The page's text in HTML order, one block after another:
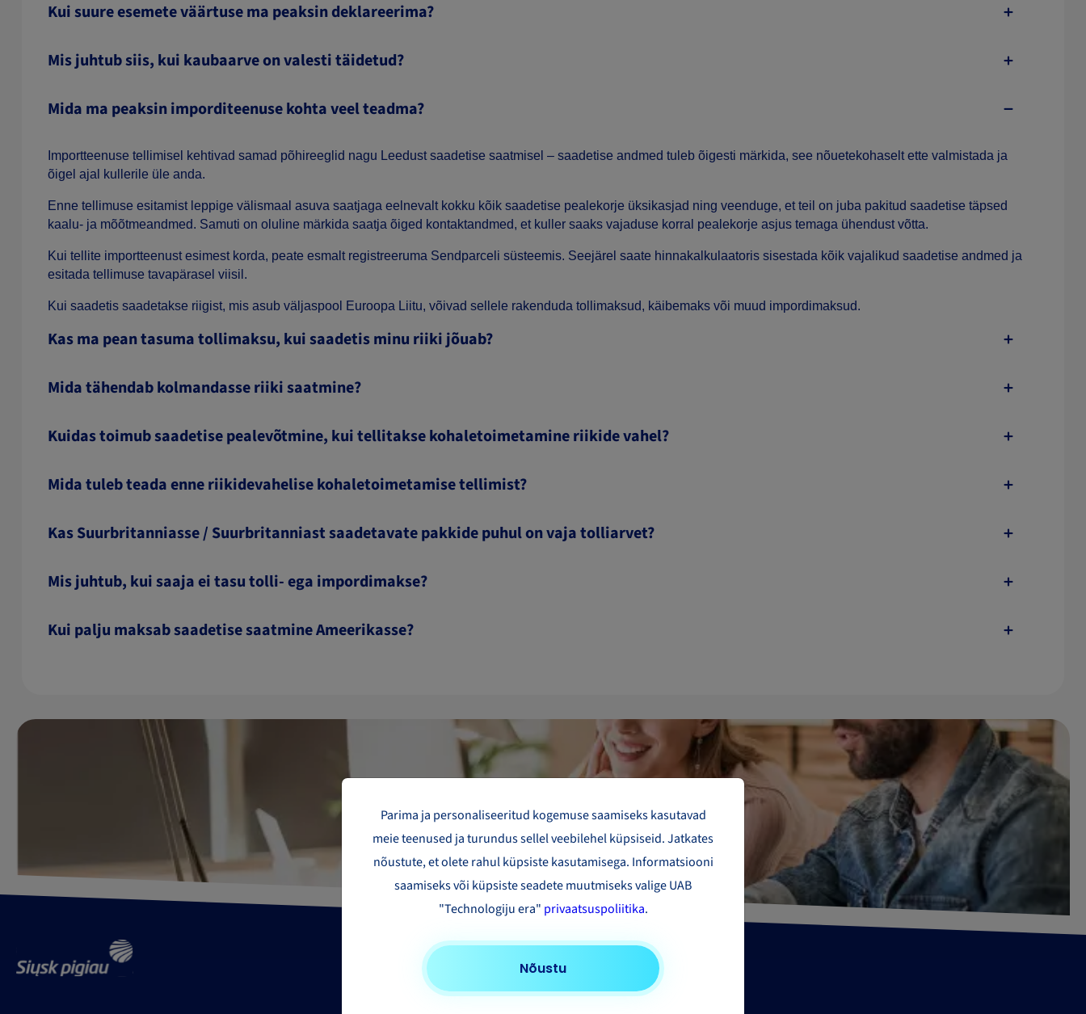
Kui suure esemete väärtuse ma peaksin deklareerima?
Mis juhtub siis, kui kaubaarve on valesti täidetud?
Mida ma peaksin imporditeenuse kohta veel teadma?
Importteenuse tellimisel kehtivad samad põhireeglid nagu Leedust saadetise saatmisel – saadetise andmed tuleb õigesti märkida, see nõuetekohaselt ette valmistada ja
õigel ajal kullerile üle anda.
Enne tellimuse esitamist leppige välismaal asuva saatjaga eelnevalt kokku kõik saadetise pealekorje üksikasjad ning veenduge, et teil on juba pakitud saadetise täpsed
kaalu- ja mõõtmeandmed. Samuti on oluline märkida saatja õiged kontaktandmed, et kuller saaks vajaduse korral pealekorje asjus temaga ühendust võtta.
Kui tellite importteenust esimest korda, peate esmalt registreeruma Sendparceli süsteemis. Seejärel saate hinnakalkulaatoris sisestada kõik vajalikud saadetise andmed ja
esitada tellimuse tavapärasel viisil.
Kui saadetis saadetakse riigist, mis asub väljaspool Euroopa Liitu, võivad sellele rakenduda tollimaksud, käibemaks või muud impordimaksud.
Kas ma pean tasuma tollimaksu, kui saadetis minu riiki jõuab?
Mida tähendab kolmandasse riiki saatmine?
Kuidas toimub saadetise pealevõtmine, kui tellitakse kohaletoimetamine riikide vahel?
Mida tuleb teada enne riikidevahelise kohaletoimetamise tellimist?
Kas Suurbritanniasse / Suurbritanniast saadetavate pakkide puhul on vaja tolliarvet?
Mis juhtub, kui saaja ei tasu tolli- ega impordimakse?
Kui palju maksab saadetise saatmine Ameerikasse?
Kas vaja pakk saata?
Uuri oma saadetise hinda
Proovige kalkulaatorit
Parima ja personaliseeritud kogemuse saamiseks kasutavad
meie teenused ja turundus sellel veebilehel küpsiseid. Jatkates
nõustute, et olete rahul küpsiste kasutamisega. Informatsiooni
saamiseks või küpsiste seadete muutmiseks valige UAB
"Technologiju era" privaatsuspoliitika.
Nõustu